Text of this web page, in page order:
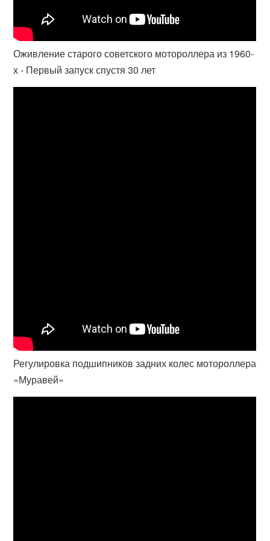
Оживление старого советского мотороллера из 1960-
х - Первый запуск спустя 30 лет
Регулировка подшипников задних колес мотороллера
«Муравей»